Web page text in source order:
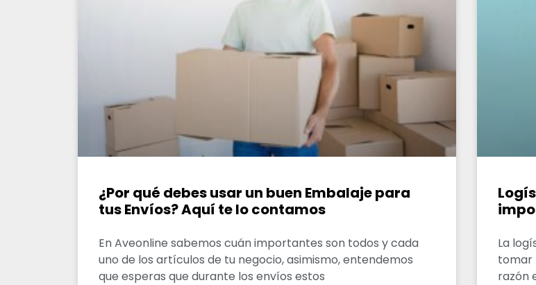
¿Por qué debes usar un buen Embalaje para
tus Envíos? Aquí te lo contamos
En Aveonline sabemos cuán importantes son todos y cada
uno de los artículos de tu negocio, asimismo, entendemos
que esperas que durante los envíos estos
La
tomar
razón